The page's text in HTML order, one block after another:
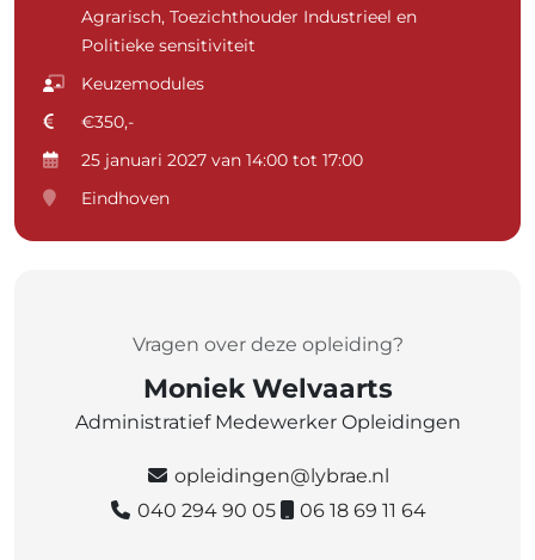
Agrarisch, Toezichthouder Industrieel en
Politieke sensitiviteit
Keuzemodules
€350,-
25 januari 2027 van 14:00 tot 17:00
Eindhoven
Vragen over deze opleiding?
Moniek Welvaarts
Administratief Medewerker Opleidingen
opleidingen@lybrae.nl
040 294 90 05
06 18 69 11 64